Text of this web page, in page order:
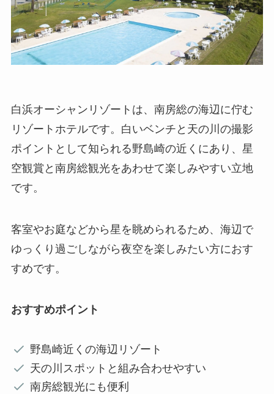
白浜オーシャンリゾートは、南房総の海辺に佇む
リゾートホテルです。白いベンチと天の川の撮影
ポイントとして知られる野島崎の近くにあり、星
空観賞と南房総観光をあわせて楽しみやすい立地
です。
客室やお庭などから星を眺められるため、海辺で
ゆっくり過ごしながら夜空を楽しみたい方におす
すめです。
おすすめポイント
野島崎近くの海辺リゾート
天の川スポットと組み合わせやすい
南房総観光にも便利